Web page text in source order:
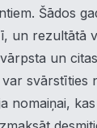
Šādos
un rezultātā
un
svārstīties
nomaiņai,